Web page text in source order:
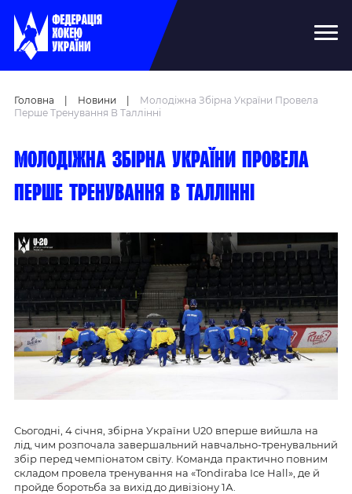
Головна Новини
Молодіжна Збірна України Провела
Перше Тренування В Таллінні
Молодіжна збірна України провела
перше тренування в Таллінні
Сьогодні, 4 січня, збірна України U20 вперше вийшла на
лід, чим розпочала завершальний навчально-тренувальний
збір перед чемпіонатом світу. Команда практично повним
складом провела тренування на «Tondiraba Ice Hall», де й
пройде боротьба за вихід до дивізіону 1А.